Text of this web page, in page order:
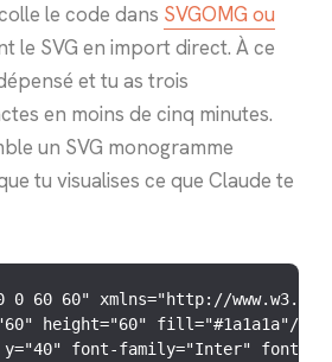
le code dans SVGOMG ou
le SVG en import direct. À ce
et tu as trois
en moins de cinq minutes.
un SVG monogramme
tu visualises ce que Claude te
0 60 60" xmlns="http://
height="60" fill="#1a1a1a"/>
y="40" font-family="Inter" font-